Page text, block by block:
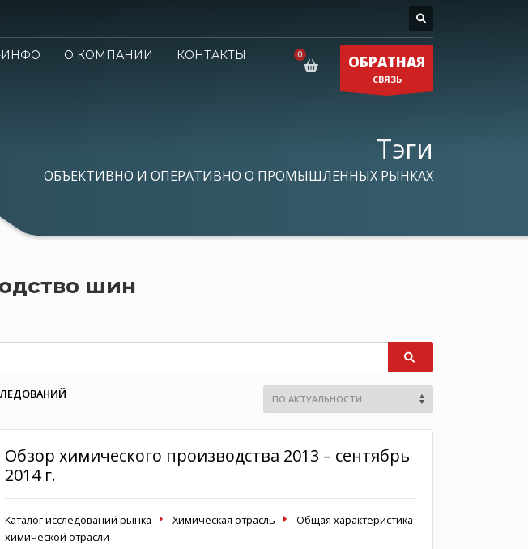
ИНФО О КОМПАНИИ
КОНТАКТЫ
ОБРАТНАЯ
СВЯЗЬ
Тэги
ОБЪЕКТИВНО И ОПЕРАТИВНО О ПРОМЫШЛЕННЫХ РЫНКАХ
шин
Обзор химического производства 2013 – сентябрь
2014 г.
Каталог исследований рынка Химическая отрасль
Общая характеристика
химической отрасли